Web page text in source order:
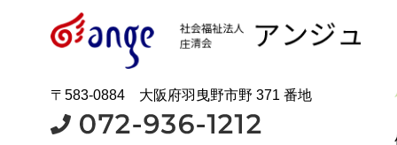
〒583-0884 大阪府羽曳野市野 371 番地